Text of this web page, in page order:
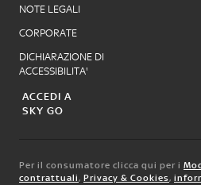
NOTE LEGALI
CORPORATE
DICHIARAZIONE DI
ACCESSIBILITA'
ACCEDI A
SKY GO
Per il consumatore clicca qui per i
contrattuali , Privacy & Cookies,